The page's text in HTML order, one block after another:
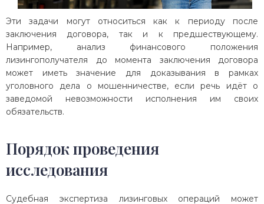
Эти задачи могут относиться как к периоду после
заключения договора, так и к предшествующему.
Например, анализ финансового положения
лизингополучателя до момента заключения договора
может иметь значение для доказывания в рамках
уголовного дела о мошенничестве, если речь идёт о
заведомой невозможности исполнения им своих
обязательств.
Порядок проведения
исследования
Судебная экспертиза лизинговых операций может